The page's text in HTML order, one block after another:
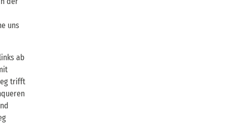
uns
ab
trifft